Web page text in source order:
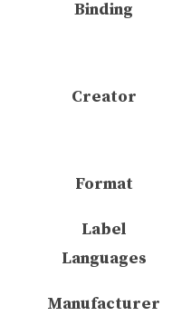
Binding
Creator
Format
Label
Languages
Manufacturer